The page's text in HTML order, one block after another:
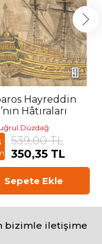
Hayreddin
Hâtıraları
Düzdağ
539,00 TL
350,35 TL
Sepete Ekle
bizimle iletişime